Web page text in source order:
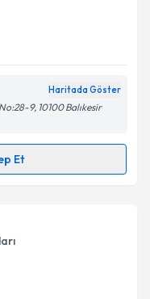
ilişkinAydınlatma
Haritada Göster
9, 10100 Balıkesir
Et
almanız için bir
bilgilendireceğiz.